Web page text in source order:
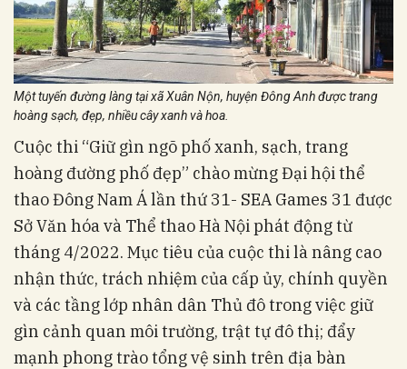
Một tuyến đường làng tại xã Xuân Nộn, huyện Đông Anh được trang
hoàng sạch, đẹp, nhiều cây xanh và hoa.
Cuộc thi “Giữ gìn ngõ phố xanh, sạch, trang
hoàng đường phố đẹp” chào mừng Đại hội thể
thao Đông Nam Á lần thứ 31- SEA Games 31 được
Sở Văn hóa và Thể thao Hà Nội phát động từ
tháng 4/2022. Mục tiêu của cuộc thi là nâng cao
nhận thức, trách nhiệm của cấp ủy, chính quyền
và các tầng lớp nhân dân Thủ đô trong việc giữ
gìn cảnh quan môi trường, trật tự đô thị; đẩy
mạnh phong trào tổng vệ sinh trên địa bàn